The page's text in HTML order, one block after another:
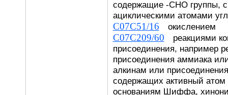
содержащие -CHO группы,
ациклическими атомами
C07C51/16 окислением
C07C209/60 реакциями
присоединения, например
присоединения аммиака
алкинам или
содержащих активный атом
основаниям Шиффа,